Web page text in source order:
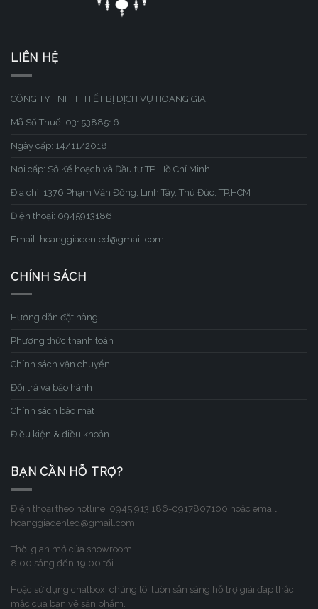
LIÊN HỆ
CÔNG TY TNHH THIẾT BỊ DỊCH VỤ HOÀNG GIA
Mã Số Thuế: 0315388516
Ngày cấp: 14/11/2018
Nơi cấp: Sở Kế hoạch và Đầu tư TP. Hồ Chí Minh
Địa chỉ: 1376 Phạm Văn Đồng, Linh Tây, Thủ Đức, TP.HCM
Điện thoại: 0945913186
Email: hoanggiadenled@gmail.com
CHÍNH SÁCH
Hướng dẫn đặt hàng
Phương thức thanh toán
Chính sách vận chuyển
Đổi trả và bảo hành
Chính sách bảo mật
Điều kiện & điều khoản
BẠN CẦN HỖ TRỢ?
Điện thoại theo hotline: 0945.913.186-0917807100 hoặc email:
hoanggiadenled@gmail.com
Thời gian mở cửa showroom:
8:00 sáng đến 19:00 tối
Hoặc sử dụng chatbox, chúng tôi luôn sẳn sàng hỗ trợ giải đáp thắc
mắc của bạn về sản phẩm.